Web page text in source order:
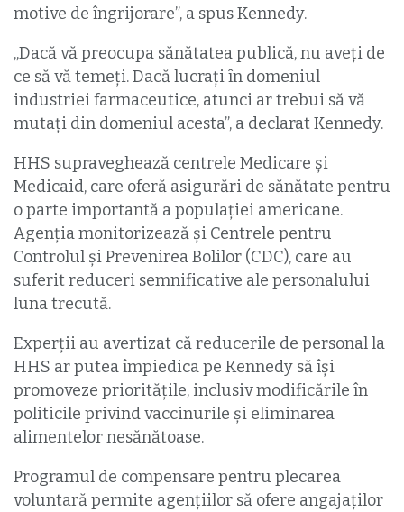
motive de îngrijorare”, a spus Kennedy.
„Dacă vă preocupa sănătatea publică, nu aveți de
ce să vă temeți. Dacă lucrați în domeniul
industriei farmaceutice, atunci ar trebui să vă
mutați din domeniul acesta”, a declarat Kennedy.
HHS supraveghează centrele Medicare și
Medicaid, care oferă asigurări de sănătate pentru
o parte importantă a populației americane.
Agenția monitorizează și Centrele pentru
Controlul și Prevenirea Bolilor (CDC), care au
suferit reduceri semnificative ale personalului
luna trecută.
Experții au avertizat că reducerile de personal la
HHS ar putea împiedica pe Kennedy să își
promoveze prioritățile, inclusiv modificările în
politicile privind vaccinurile și eliminarea
alimentelor nesănătoase.
Programul de compensare pentru plecarea
voluntară permite agențiilor să ofere angajaților